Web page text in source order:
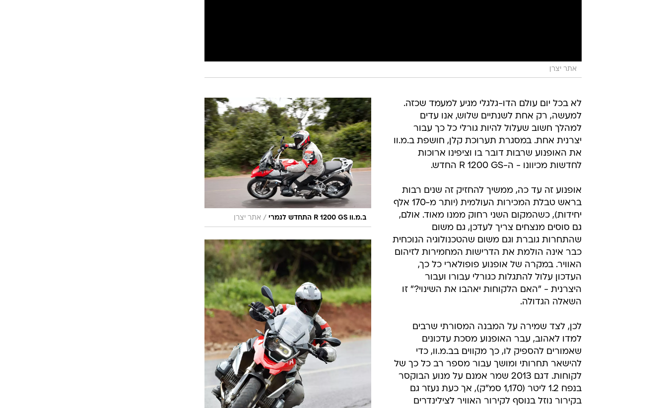
אתר יצרן
ב.מ.וו R 1200 GS התחדש לגמרי / אתר יצרן
לא בכל יום עולם הדו-גלגלי מגיע למעמד שכזה.
למעשה, רק אחת לשנתיים שלוש, אנו עדים
למהלך חשוב שעלול להיות גורלי כל כך עבור
יצרנית אחת. במסגרת תערוכת קלן, חושפת ב.מ.וו
את האופנוע שרבות דובר בו וציפינו ארוכות
לחדשות מכיוונו - ה-R 1200 GS החדש.
אופנוע זה עד כה, ממשיך להחזיק זה שנים רבות
בראש טבלת המכירות העולמית (יותר מ-170 אלף
יחידות), כשהמקום השני רחוק ממנו מאוד. אולם,
גם סוסים מנצחים צריך לעדכן, גם משום
שהתחרות גוברת וגם משום שהטכנולוגיה הנוכחית
כבר אינה הולמת את הדרישות המחמירות לזיהום
האוויר. במקרה של אופנוע פופולארי כל כך,
העדכון עלול להתגלות כגורלי עבורו ועבור
היצרנית - "האם הלקוחות יאהבו את השינוי?" זו
השאלה הגדולה.
לכן, לצד שמירה על המבנה המסורתי שרבים
למדו לאהוב, עבר האופנוע מסכת עדכונים
שאמורים להספיק לו, כך מקווים בב.מ.וו, כדי
להישאר תחרותי ומושך עבור מספר רב כל כך של
לקוחות. דגם 2013 שמר אמנם על מנוע הבוקסר
בנפח 1.2 ליטר (1,170 סמ"ק), אך כעת נעזר גם
בקירור נוזל בנוסף לקירור האוויר לצילינדרים